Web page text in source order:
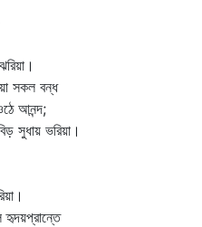
বন্ধ
আনন্দ;
ভরিয়া।